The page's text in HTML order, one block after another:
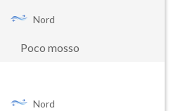
Nord
Poco mosso
Nord